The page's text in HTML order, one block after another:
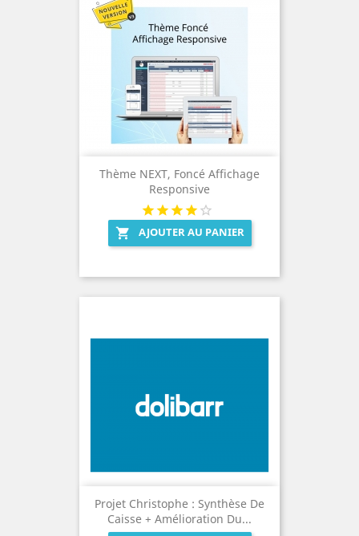
Thème NEXT, Foncé Affichage
Responsive
 AJOUTER AU PANIER
Projet Christophe : Synthèse De
Caisse + Amélioration Du...